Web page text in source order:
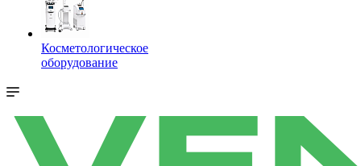
Косметологическое
оборудование